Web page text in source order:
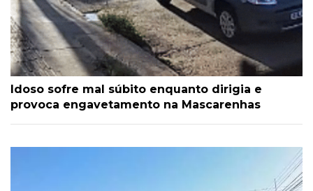
Idoso sofre mal súbito enquanto dirigia e
provoca engavetamento na Mascarenhas